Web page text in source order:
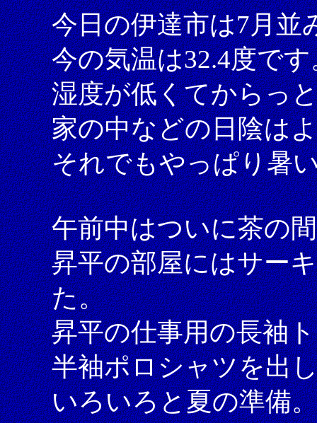
今日の伊達市は7月並
今の気温は32.4度です
湿度が低くてからっ
家の中などの日陰は
それでもやっぱり暑
午前中はついに茶の
昇平の部屋にはサー
た。
昇平の仕事用の長袖
半袖ポロシャツを出
いろいろと夏の準備。